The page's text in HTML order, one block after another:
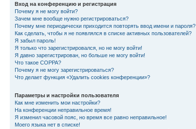
Вход на конференцию и регистрация
Почему я не могу войти?
Зачем мне вообще нужно регистрироваться?
Почему мне периодически приходится повторять ввод имени и пароля?
Как сделать, чтобы я не появлялся в списке активных пользователей?
Я забыл пароль!
Я только что зарегистрировался, но не могу войти!
Я давно зарегистрирован, но больше не могу войти!
Что такое COPPA?
Почему я не могу зарегистрироваться?
Что делает функция «Удалить cookies конференции»?
Параметры и настройки пользователя
Как мне изменить мои настройки?
На конференции неправильное время!
Я изменил часовой пояс, но время все равно неправильное!
Моего языка нет в списке!